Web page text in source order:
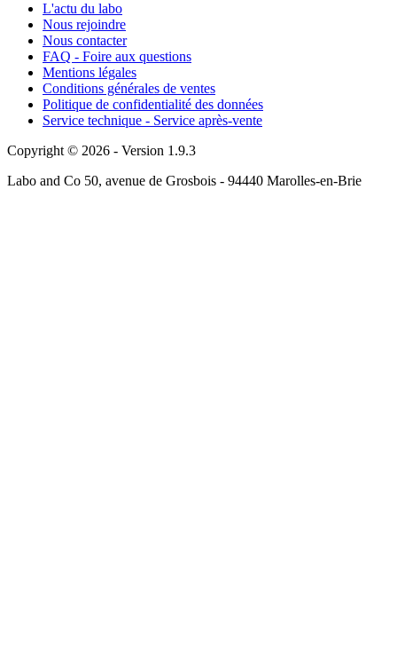
L'actu du labo
Nous rejoindre
Nous contacter
FAQ - Foire aux questions
Mentions légales
Conditions générales de ventes
Politique de confidentialité des données
Service technique - Service après-vente
Copyright © 2026 - Version 1.9.3
Labo and Co 50, avenue de Grosbois - 94440 Marolles-en-Brie